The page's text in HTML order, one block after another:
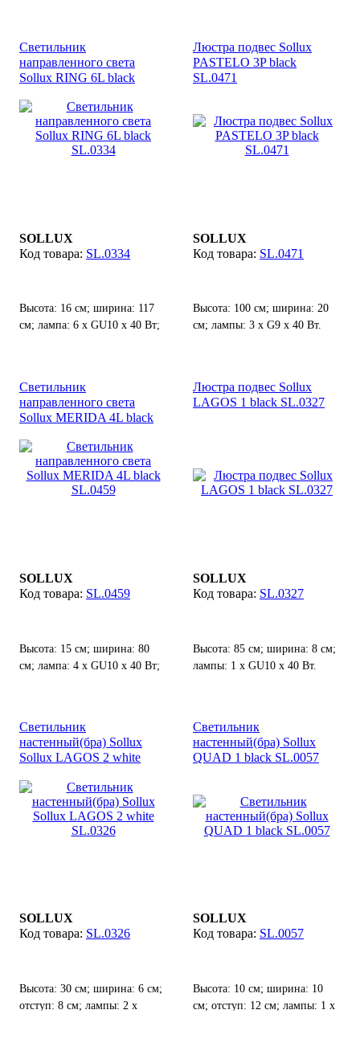
Светильник
направленного света
Sollux RING 6L black
SOLLUX
SL.0334
Высота: 16 см; ширина: 117
см; лампа: 6 х GU10 х 40 Вт;
Люстра подвес Sollux
PASTELO 3P black
SL.0471
SOLLUX
SL.0471
Высота: 100 см; ширина: 20
см; лампы: 3 х G9 х 40 Вт.
Светильник
направленного света
Sollux MERIDA 4L black
SOLLUX
SL.0459
Высота: 15 см; ширина: 80
см; лампа: 4 х GU10 х 40 Вт;
Люстра подвес Sollux
LAGOS 1 black SL.0327
SOLLUX
SL.0327
Высота: 85 см; ширина: 8 см;
лампы: 1 х GU10 х 40 Вт.
Светильник
настенный(бра) Sollux
Sollux LAGOS 2 white
SOLLUX
SL.0326
Высота: 30 см; ширина: 6 см;
отступ: 8 см; лампы: 2 х
Светильник
настенный(бра) Sollux
QUAD 1 black SL.0057
SOLLUX
SL.0057
Высота: 10 см; ширина: 10
см; отступ: 12 см; лампы: 1 х